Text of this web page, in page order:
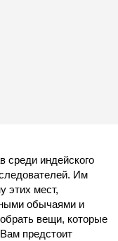
среди индейского
Им
этих мест,
обычаями и
вещи, которые
предстоит